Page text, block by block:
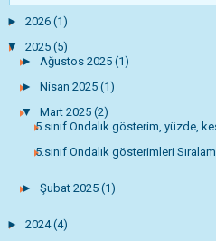
► 2026 (1)
▼ 2025 (5)
► Ağustos 2025 (1)
► Nisan 2025 (1)
▼ Mart 2025 (2)
5.sınıf Ondalık gösterim, yüzde,
5.sınıf Ondalık gösterimleri
► Şubat 2025 (1)
► 2024(4)